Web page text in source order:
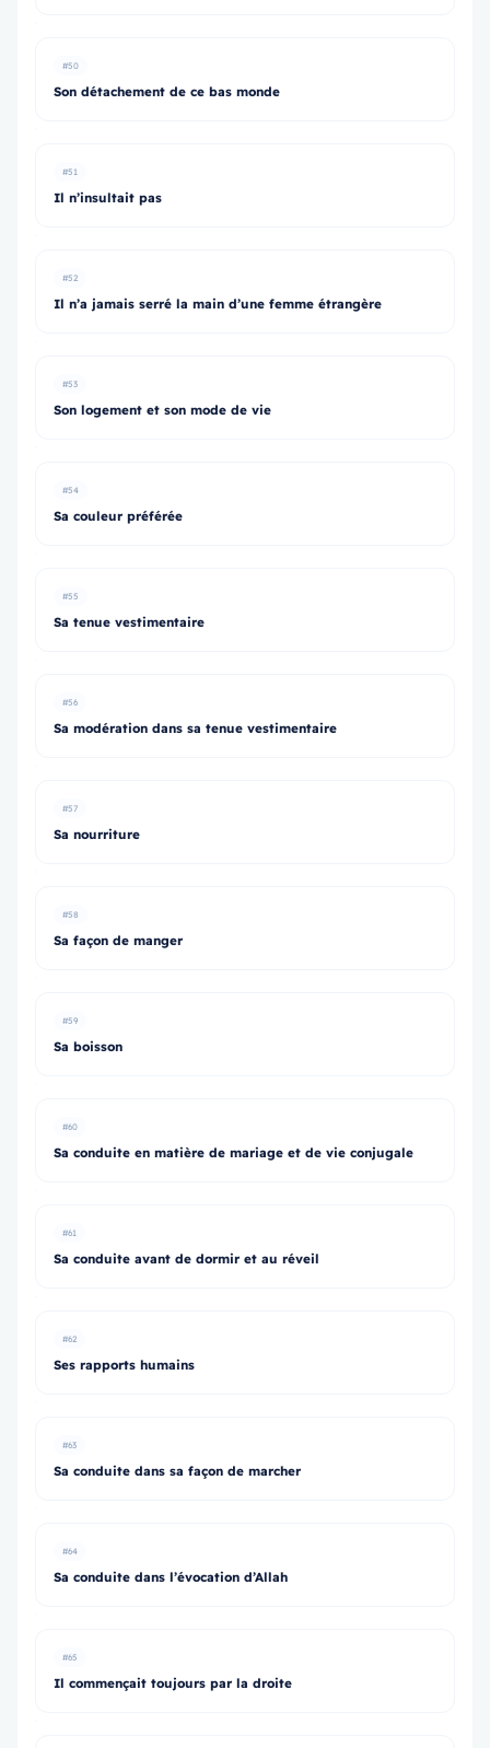
#50
Son détachement de ce bas monde
#51
Il n’insultait pas
#52
Il n’a jamais serré la main d’une femme étrangère
#53
Son logement et son mode de vie
#54
Sa couleur préférée
#55
Sa tenue vestimentaire
#56
Sa modération dans sa tenue vestimentaire
#57
Sa nourriture
#58
Sa façon de manger
#59
Sa boisson
#60
Sa conduite en matière de mariage et de vie conjugale
#61
Sa conduite avant de dormir et au réveil
#62
Ses rapports humains
#63
Sa conduite dans sa façon de marcher
#64
Sa conduite dans l’évocation d’Allah
#65
Il commençait toujours par la droite